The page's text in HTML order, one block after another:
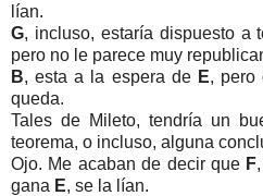
lían.
G, incluso, estaría dispuesto a
pero no le parece muy
B, esta a la espera de E, pero
queda.
Tales de Mileto, tendría un
teorema, o incluso, alguna
Ojo. Me acaban de decir que F
gana E, se la lían.